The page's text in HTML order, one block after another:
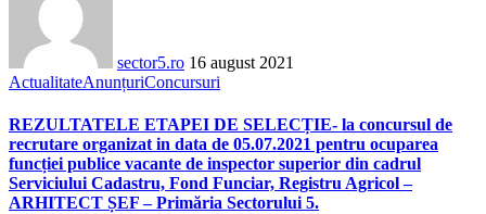
sector5.ro 16 august 2021
ActualitateAnunțuriConcursuri
REZULTATELE ETAPEI DE SELECȚIE- la concursul de
recrutare organizat in data de 05.07.2021 pentru ocuparea
funcției publice vacante de inspector superior din cadrul
Serviciului Cadastru, Fond Funciar, Registru Agricol –
ARHITECT ȘEF – Primăria Sectorului 5.